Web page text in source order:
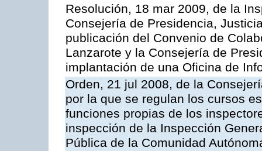
Resolución, 18 mar 2009, de la
Consejería de Presidencia,
publicación del Convenio de
Lanzarote y la Consejería de
implantación de una Oficina de
Orden, 21 jul 2008, de la
por la que se regulan los cursos
funciones propias de los
inspección de la Inspección
Pública de la Comunidad